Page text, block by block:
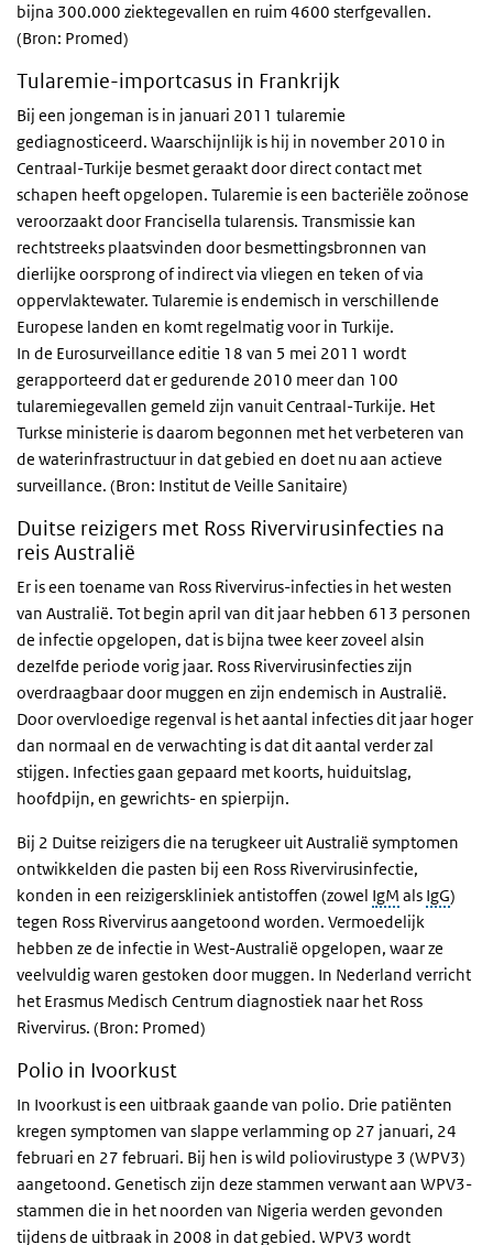
bijna 300.000 ziektegevallen en ruim 4600 sterfgevallen.
(Bron: Promed)
Tularemie-importcasus in Frankrijk
Bij een jongeman is in januari 2011 tularemie
gediagnosticeerd. Waarschijnlijk is hij in november 2010 in
Centraal-Turkije besmet geraakt door direct contact met
schapen heeft opgelopen. Tularemie is een bacteriële zoönose
veroorzaakt door Francisella tularensis. Transmissie kan
rechtstreeks plaatsvinden door besmettingsbronnen van
dierlijke oorsprong of indirect via vliegen en teken of via
oppervlaktewater. Tularemie is endemisch in verschillende
Europese landen en komt regelmatig voor in Turkije.
In de Eurosurveillance editie 18 van 5 mei 2011 wordt
gerapporteerd dat er gedurende 2010 meer dan 100
tularemiegevallen gemeld zijn vanuit Centraal-Turkije. Het
Turkse ministerie is daarom begonnen met het verbeteren van
de waterinfrastructuur in dat gebied en doet nu aan actieve
surveillance. (Bron: Institut de Veille Sanitaire)
Duitse reizigers met Ross Rivervirusinfecties na
reis Australië
Er is een toename van Ross Rivervirus-infecties in het westen
van Australië. Tot begin april van dit jaar hebben 613 personen
de infectie opgelopen, dat is bijna twee keer zoveel alsin
dezelfde periode vorig jaar. Ross Rivervirusinfecties zijn
overdraagbaar door muggen en zijn endemisch in Australië.
Door overvloedige regenval is het aantal infecties dit jaar hoger
dan normaal en de verwachting is dat dit aantal verder zal
stijgen. Infecties gaan gepaard met koorts, huiduitslag,
hoofdpijn, en gewrichts- en spierpijn.
Bij 2 Duitse reizigers die na terugkeer uit Australië symptomen
ontwikkelden die pasten bij een Ross Rivervirusinfectie,
konden in een reizigerskliniek antistoffen (zowel IgM als IgG)
tegen Ross Rivervirus aangetoond worden. Vermoedelijk
hebben ze de infectie in West-Australië opgelopen, waar ze
veelvuldig waren gestoken door muggen. In Nederland verricht
het Erasmus Medisch Centrum diagnostiek naar het Ross
Rivervirus. (Bron: Promed)
Polio in Ivoorkust
In Ivoorkust is een uitbraak gaande van polio. Drie patiënten
kregen symptomen van slappe verlamming op 27 januari, 24
februari en 27 februari. Bij hen is wild poliovirustype 3 (WPV3)
aangetoond. Genetisch zijn deze stammen verwant aan WPV3-
stammen die in het noorden van Nigeria werden gevonden
tijdens de uitbraak in 2008 in dat gebied. WPV3 wordt